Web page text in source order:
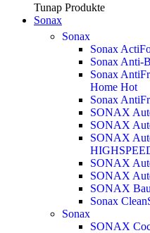
Tunap Produkte
Sonax
Sonax
Sonax
Sonax Anti-
Sonax
Home Hot
Sonax
SONAX
SONAX
SONAX
SONAX
SONAX
SONAX
Sonax
Sonax
SONAX